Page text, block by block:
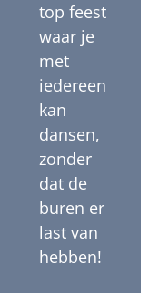
top feest
waar je
met
iedereen
kan
dansen,
zonder
dat de
buren er
last van
hebben!